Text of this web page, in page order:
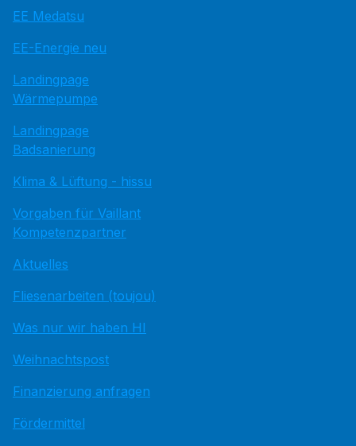
EE Medatsu
EE-Energie neu
Landingpage
Wärmepumpe
Landingpage
Badsanierung
Klima & Lüftung - hissu
Vorgaben für Vaillant
Kompetenzpartner
Aktuelles
Fliesenarbeiten (toujou)
Was nur wir haben HI
Weihnachtspost
Finanzierung anfragen
Fördermittel